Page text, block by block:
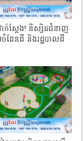
ាក់ស្ដែង! និស្សិតជំនាញ
ដែនដី និងរដ្ឋបាលដី